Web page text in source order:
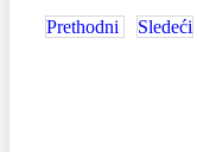
Share
Prethodni Sledeći